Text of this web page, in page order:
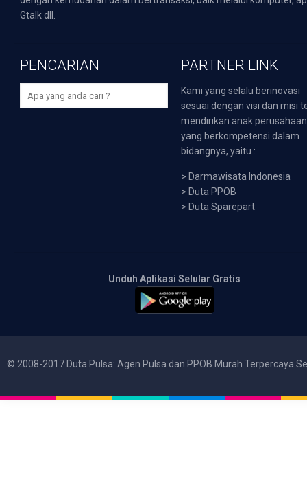
Gtalk dll.
PENCARIAN PARTNER LINK
Kami yang selalu berinovasi
sesuai dengan visi dan misi
mendirikan anak perusahaan
yang berkompetensi dalam
bidangnya, yaitu :
> Darmawisata Indonesia
> Duta PPOB
> Duta Sparepart
Unduh Aplikasi Selular Gratis
© 2008-2017 Duta Pulsa: Agen Pulsa dan PPOB Murah Terpercaya